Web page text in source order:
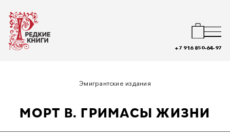
+7 916 850-64-97
Эмигрантские издания
МОРТ В. ГРИМАСЫ ЖИЗНИ